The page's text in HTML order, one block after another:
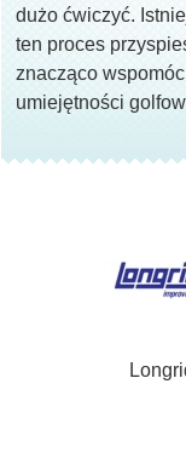
dużo ćwiczyć.
ten proces
znacząco
umiejętności